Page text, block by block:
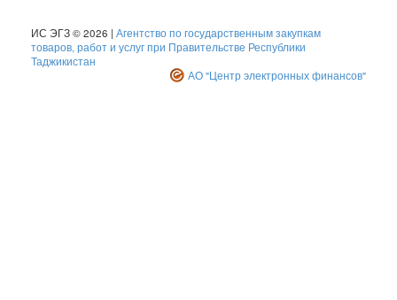
ИС ЭГЗ © 2026 | Агентство по государственным закупкам
товаров, работ и услуг при Правительстве Республики
Таджикистан
АО "Центр электронных финансов"